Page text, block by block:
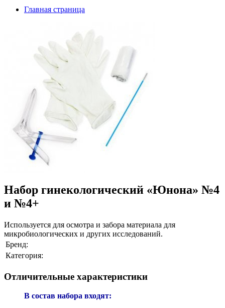
Главная страница
Набор гинекологический «Юнона» №4
и №4+
Используется для осмотра и забора материала для
микробиологических и других исследований.
Бренд:
Категория:
Отличительные характеристики
В состав набора входят: